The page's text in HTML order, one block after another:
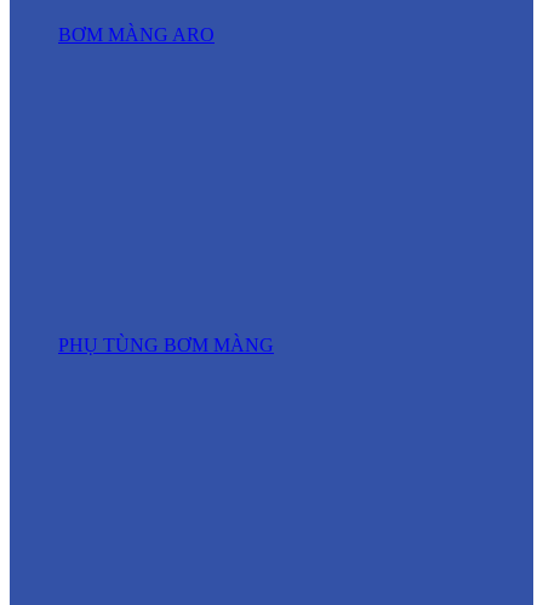
BƠM MÀNG ARO
PHỤ TÙNG BƠM MÀNG